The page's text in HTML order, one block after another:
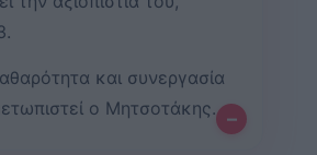
και συνεργασία
ο Μητσοτάκης. –